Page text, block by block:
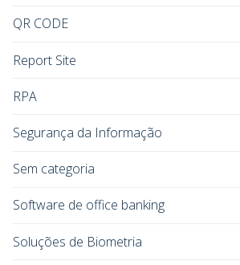
QR CODE
Report Site
RPA
Segurança da Informação
Sem categoria
Software de office banking
Soluções de Biometria